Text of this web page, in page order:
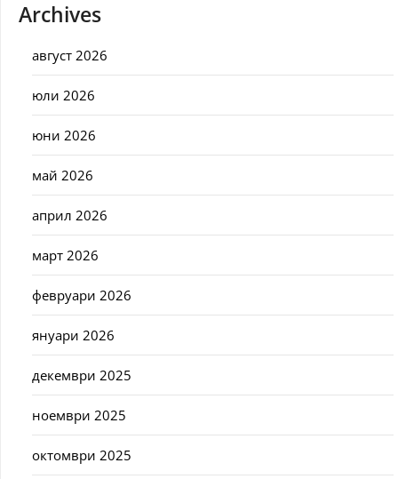
Archives
август 2026
юли 2026
юни 2026
май 2026
април 2026
март 2026
февруари 2026
януари 2026
декември 2025
ноември 2025
октомври 2025